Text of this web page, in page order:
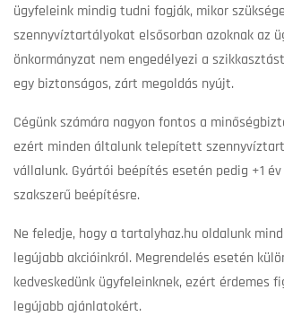
ügyfeleink mindig tudni fogják, mikor
szennyvíztartályokat elsősorban azoknak az
önkormányzat nem engedélyezi a
egy biztonságos, zárt megoldás nyújt.
Cégünk számára nagyon fontos a
ezért minden általunk telepített
vállalunk. Gyártói beépítés esetén pedig +1
szakszerű beépítésre.
Ne feledje, hogy a tartalyhaz.hu oldalunk
legújabb akcióinkról. Megrendelés esetén
kedveskedünk ügyfeleinknek, ezért érdemes
legújabb ajánlatokért.